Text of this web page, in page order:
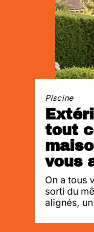
Piscine
tout
vous
On a tous
sorti du
alignés,